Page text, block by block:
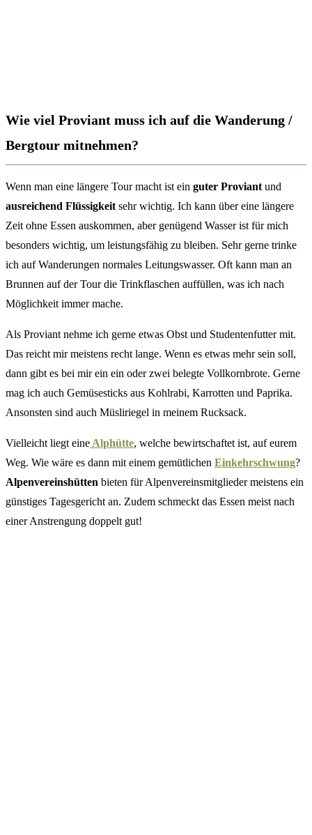
Wie viel Proviant muss ich auf die Wanderung /
Bergtour mitnehmen?
Wenn man eine längere Tour macht ist ein guter Proviant und
ausreichend Flüssigkeit sehr wichtig. Ich kann über eine längere
Zeit ohne Essen auskommen, aber genügend Wasser ist für mich
besonders wichtig, um leistungsfähig zu bleiben. Sehr gerne trinke
ich auf Wanderungen normales Leitungswasser. Oft kann man an
Brunnen auf der Tour die Trinkflaschen auffüllen, was ich nach
Möglichkeit immer mache.
Als Proviant nehme ich gerne etwas Obst und Studentenfutter mit.
Das reicht mir meistens recht lange. Wenn es etwas mehr sein soll,
dann gibt es bei mir ein ein oder zwei belegte Vollkornbrote. Gerne
mag ich auch Gemüsesticks aus Kohlrabi, Karrotten und Paprika.
Ansonsten sind auch Müsliriegel in meinem Rucksack.
Vielleicht liegt eine Alphütte, welche bewirtschaftet ist, auf eurem
Weg. Wie wäre es dann mit einem gemütlichen Einkehrschwung?
Alpenvereinshütten bieten für Alpenvereinsmitglieder meistens ein
günstiges Tagesgericht an. Zudem schmeckt das Essen meist nach
einer Anstrengung doppelt gut!